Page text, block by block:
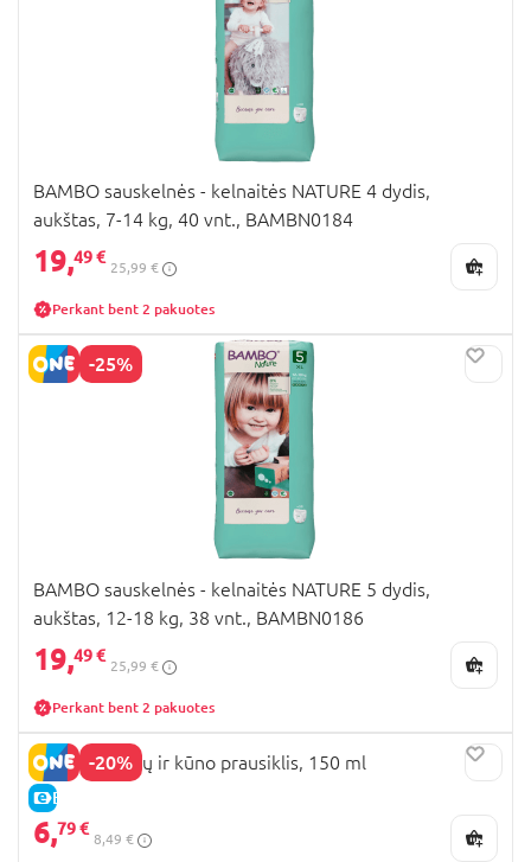
BAMBO sauskelnės - kelnaitės NATURE 4 dydis,
aukštas, 7-14 kg, 40 vnt., BAMBN0184
19,49 €
25,99 €
Perkant bent 2 pakuotes
-25%
BAMBO sauskelnės - kelnaitės NATURE 5 dydis,
aukštas, 12-18 kg, 38 vnt., BAMBN0186
19,49 €
25,99 €
Perkant bent 2 pakuotes
-20%
E-KAINA
Bambo plaukų ir kūno prausiklis, 150 ml
6,79 €
8,49 €